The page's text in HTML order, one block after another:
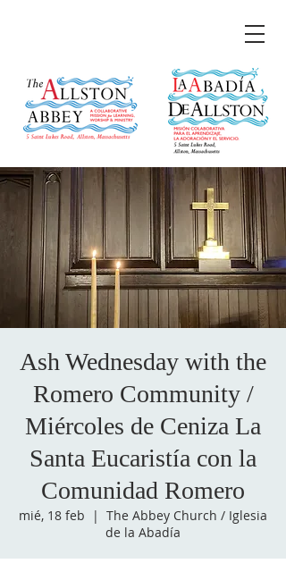
Ash Wednesday with the
Romero Community /
Miércoles de Ceniza La
Santa Eucaristía con la
Comunidad Romero
mié, 18 feb
  |
The Abbey Church / Iglesia
de la Abadía